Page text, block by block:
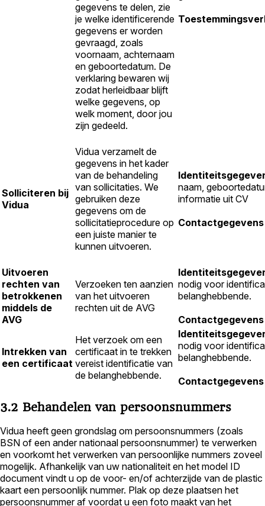
gegevens te delen, zie
je welke identificerende
gegevens er worden
gevraagd, zoals
voornaam, achternaam
en geboortedatum. De
verklaring bewaren wij
zodat herleidbaar blijft
welke gegevens, op
welk moment, door jou
zijn gedeeld.
Solliciteren bij
Vidua
Vidua verzamelt de
gegevens in het kader
van de behandeling
van sollicitaties. We
gebruiken deze
gegevens om de
sollicitatieprocedure op
een juiste manier te
kunnen uitvoeren.
naam,
informatie uit CV
Contactgegevens
Uitvoeren
rechten van
betrokkenen
middels de
AVG
Verzoeken ten aanzien
van het uitvoeren
rechten uit de AVG
nodig voor
belanghebbende.
Contactgegevens
Intrekken van
een certificaat
Het verzoek om een
certificaat in te trekken
vereist identificatie van
de belanghebbende.
nodig voor
belanghebbende.
Contactgegevens
3.2 Behandelen van persoonsnummers
Vidua heeft geen grondslag om persoonsnummers (zoals
BSN of een ander nationaal persoonsnummer) te verwerken
en voorkomt het verwerken van persoonlijke nummers zoveel
mogelijk. Afhankelijk van uw nationaliteit en het model ID
document vindt u op de voor- en/of achterzijde van de plastic
kaart een persoonlijk nummer. Plak op deze plaatsen het
persoonsnummer af voordat u een foto maakt van het